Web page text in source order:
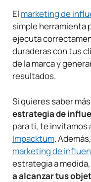
El marketing de
simple herramienta
ejecuta
duraderas con tus
de la marca y
resultados.
Si quieres saber
estrategia de
para ti, te invitamos
Impacktum.
marketing de
estrategia a medida,
a alcanzar tus